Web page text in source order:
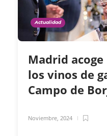
Actualidad
Madrid
los vinos de
Campo de
Noviembre, 2024